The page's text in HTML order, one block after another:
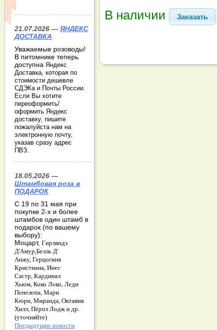
В наличии Заказать
21.07.2026 —ЯНДЕКС
ДОСТАВКА
Уважаемые розоводы!
В питомнике теперь
доступнаЯндекс
Доставка, которая по
стоимости дешевле
СДЭКа и Почты России.
Если Вы хотите
переоформить/
оформить Яндекс
доставку, пишите
пожалуйста нам на
электронную почту,
указав сразу адрес
ПВЗ.
18.05.2026 —
Штамбовая роза в
ПОДАРОК
С 19 по 31 мая при
покупке 2-х и более
штамбов один штамб в
подарок (по вашему
выбору):
Моцарт,Гирляндэ
Д'Амур,Белль Д'
Анжу,Герцогиня
Кристиана,Инес
Састр,Кардинал
Хьюм,Коко Локо,Леди
Пенелопа,Мари
Кюри,Миранда,Октавия
Хилл,Пёрпл Лодж и др.
(уточняйте)
Предыдущие новости